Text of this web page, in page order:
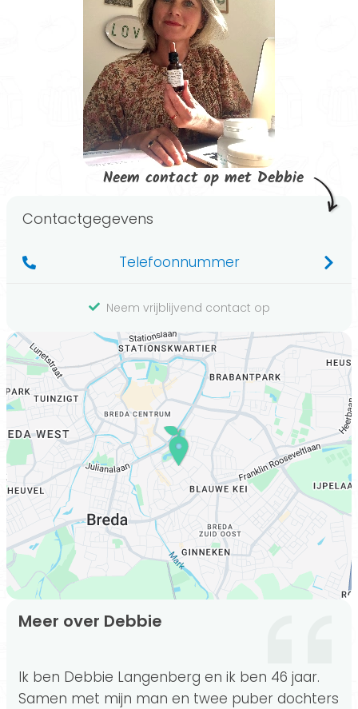
Neem contact op met Debbie
Contactgegevens
Telefoonnummer
Neem vrijblijvend contact op
Meer over Debbie
Ik ben Debbie Langenberg en ik ben 46 jaar.
Samen met mijn man en twee puber dochters